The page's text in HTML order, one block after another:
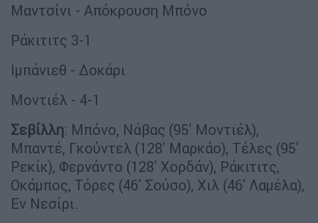
Μαντσίνι - Απόκρουση Μπόνο
Ράκιτιτς 3-1
Ιμπάνιεθ - Δοκάρι
Μοντιέλ - 4-1
Σεβίλλη: Μπόνο, Νάβας (95' Μοντιέλ),
Μπαντέ, Γκούντελ (128' Μαρκάο), Τέλες (95'
Ρεκίκ), Φερνάντο (128' Χορδάν), Ράκιτιτς,
Οκάμπος, Τόρες (46' Σούσο), Χιλ (46' Λαμέλα),
Εν Νεσίρι.